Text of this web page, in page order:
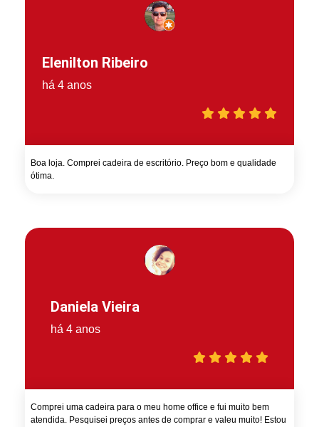
Elenilton Ribeiro
há 4 anos
Boa loja. Comprei cadeira de escritório. Preço bom e qualidade
ótima.
Daniela Vieira
há 4 anos
Comprei uma cadeira para o meu home office e fui muito bem
atendida. Pesquisei preços antes de comprar e valeu muito! Estou